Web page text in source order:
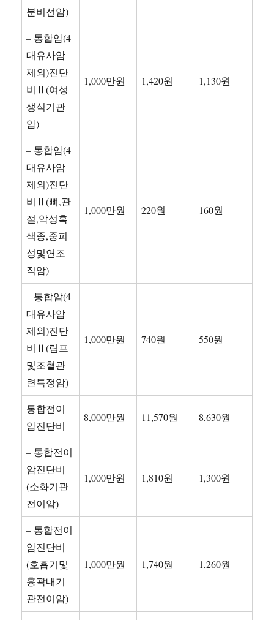
분비선암)
– 통합암(4
대유사암
제외)진단
비Ⅱ(여성
생식기관
암)
1,000만원 1,420원 1,130원
– 통합암(4
대유사암
제외)진단
비Ⅱ(뼈,관
절,악성흑
색종,중피
성및연조
직암)
1,000만원 220원 160원
– 통합암(4
대유사암
제외)진단
비Ⅱ(림프
및조혈관
련특정암)
1,000만원 740원 550원
통합전이
암진단비
8,000만원 11,570원 8,630원
– 통합전이
암진단비
(소화기관
전이암)
1,000만원 1,810원 1,300원
– 통합전이
암진단비
(호흡기및
흉곽내기
관전이암)
1,000만원 1,740원 1,260원